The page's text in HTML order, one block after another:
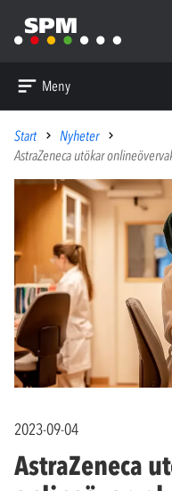
Meny
Start
Nyheter
AstraZeneca utökar
2023-09-04
AstraZeneca